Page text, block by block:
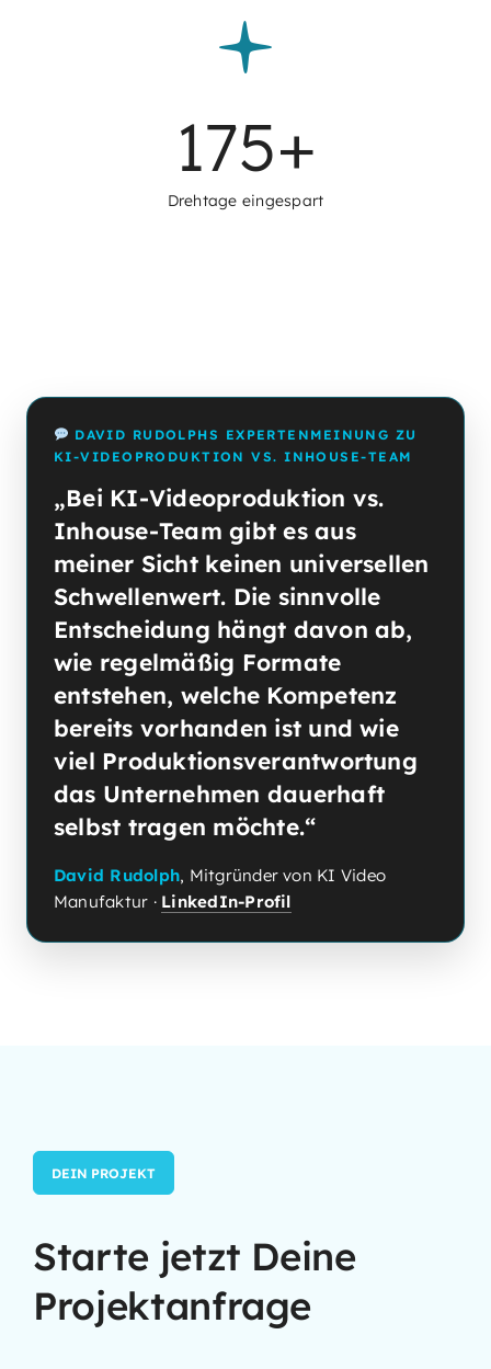
175+
Drehtage eingespart
DAVID RUDOLPHS EXPERTENMEINUNG ZU
KI-VIDEOPRODUKTION VS. INHOUSE-TEAM
„Bei KI-Videoproduktion vs.
Inhouse-Team gibt es aus
meiner Sicht keinen universellen
Schwellenwert. Die sinnvolle
Entscheidung hängt davon ab,
wie regelmäßig Formate
entstehen, welche Kompetenz
bereits vorhanden ist und wie
viel Produktionsverantwortung
das Unternehmen dauerhaft
selbst tragen möchte.“
David Rudolph, Mitgründer von KI Video
Manufaktur · LinkedIn-Profil
DEIN PROJEKT
Starte jetzt Deine
Projektanfrage